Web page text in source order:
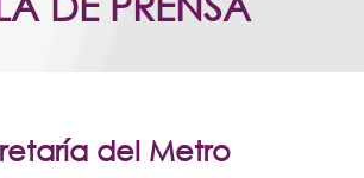
Conoce la UTP
Postgradosdel Metro